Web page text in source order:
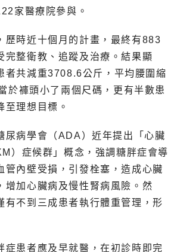
家醫療院參與。
歷時近十個月的計畫，最終有883
完整衛教、追蹤及治療。結果顯
者共減重3708.6公斤，平均腰圍縮
於褲頭小了兩個尺碼，更有半數患
至理想目標。
尿病學會（ADA）近年提出「心臟
）症候群」概念，強調糖胖症會導
管內壁受損，引發栓塞，造成心臟
增加心臟病及慢性腎病風險。然
有不到三成患者執行體重管理，形
症患者應及早就醫，在初診時即完